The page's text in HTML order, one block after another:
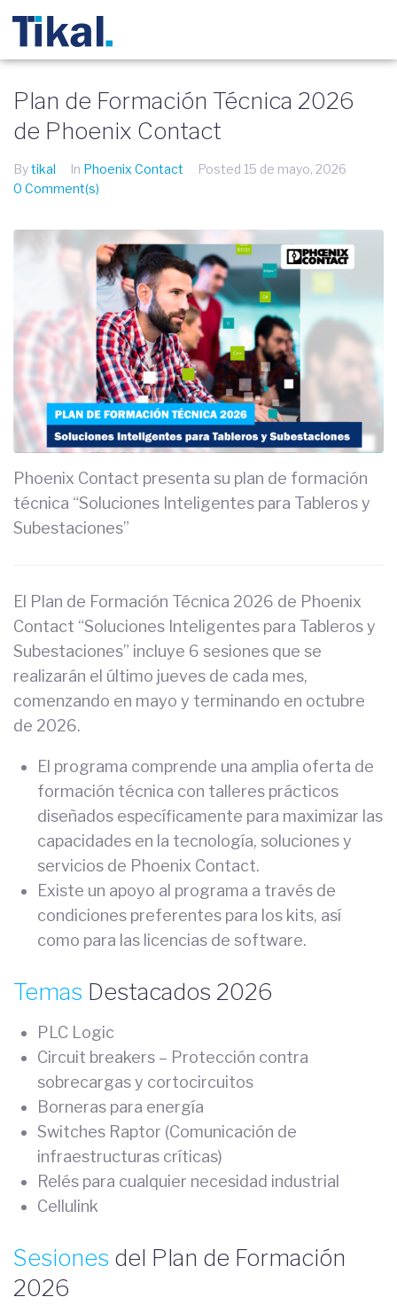
Plan de Formación Técnica 2026
de Phoenix Contact
Bytikal In Phoenix Contact Posted 15 de mayo, 2026
0 Comment(s)
Phoenix Contact presenta su plan de formación
técnica “Soluciones Inteligentes para Tableros y
Subestaciones”
El Plan de Formación Técnica 2026 de Phoenix
Contact “Soluciones Inteligentes para Tableros y
Subestaciones” incluye 6 sesiones que se
realizarán el último jueves de cada mes,
comenzando en mayo y terminando en octubre
de 2026.
El programa comprende una amplia oferta de
formación técnica con talleres prácticos
diseñados específicamente para maximizar las
capacidades en la tecnología, soluciones y
servicios de Phoenix Contact.
Existe un apoyo al programa a través de
condiciones preferentes para los kits, así
como para las licencias de software.
Temas Destacados 2026
PLC Logic
Circuit breakers – Protección contra
sobrecargas y cortocircuitos
Borneras para energía
Switches Raptor (Comunicación de
infraestructuras críticas)
Relés para cualquier necesidad industrial
Cellulink
Sesiones del Plan de Formación
2026